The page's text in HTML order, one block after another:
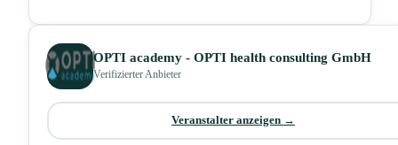
OPTI academy - OPTI health consulting GmbH
Verifizierter Anbieter
Veranstalter anzeigen →